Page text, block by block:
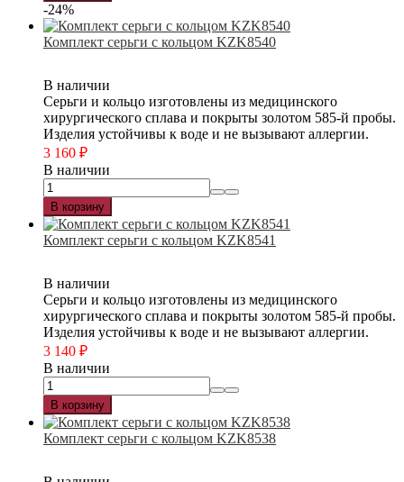
-24%
Комплект серьги с кольцом KZK8540
В наличии
Серьги и кольцо изготовлены из медицинского
хирургического сплава и покрыты золотом 585-й пробы.
Изделия устойчивы к воде и не вызывают аллергии.
3 160 ₽
В наличии
В корзину
Комплект серьги с кольцом KZK8541
В наличии
Серьги и кольцо изготовлены из медицинского
хирургического сплава и покрыты золотом 585-й пробы.
Изделия устойчивы к воде и не вызывают аллергии.
3 140 ₽
В наличии
В корзину
Комплект серьги с кольцом KZK8538